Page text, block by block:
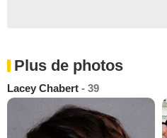
Plus de photos
Lacey Chabert - 39